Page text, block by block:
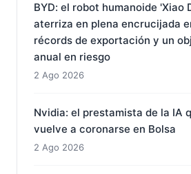
BYD: el robot humanoide 'Xiao
aterriza en plena encrucijada
récords de exportación y un
anual en riesgo
2 Ago 2026
Nvidia: el prestamista de la IA
vuelve a coronarse en Bolsa
2 Ago 2026